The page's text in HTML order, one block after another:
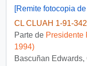
[Remite fotocopia de
CL CLUAH 1-91-
Parte de Presidente
1994)
Bascuñan Edwards,